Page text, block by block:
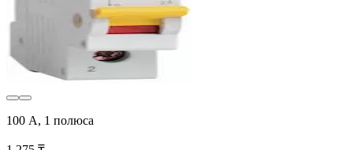
100 А, 1 полюса